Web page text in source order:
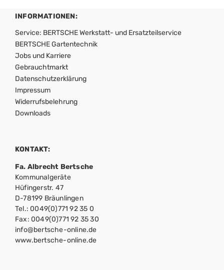
INFORMATIONEN:
Service: BERTSCHE Werkstatt- und Ersatzteilservice
BERTSCHE Gartentechnik
Jobs und Karriere
Gebrauchtmarkt
Datenschutzerklärung
Impressum
Widerrufsbelehrung
Downloads
KONTAKT:
Fa. Albrecht Bertsche
Kommunalgeräte
Hüfingerstr. 47
D-78199 Bräunlingen
Tel.: 0049(0)771 92 35 0
Fax: 0049(0)771 92 35 30
info@bertsche-online.de
www.bertsche-online.de